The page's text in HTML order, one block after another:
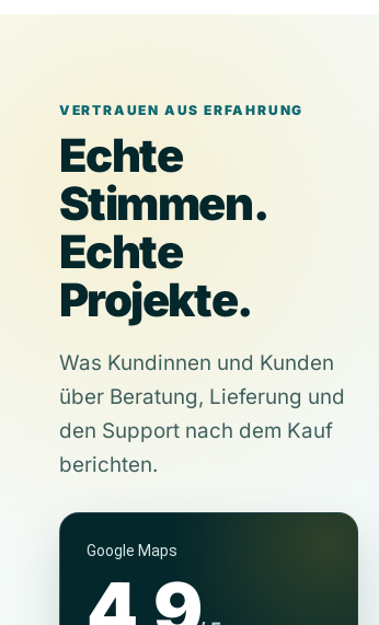
VERTRAUEN AUS ERFAHRUNG
Echte
Stimmen.
Echte
Projekte.
Was Kundinnen und Kunden
über Beratung, Lieferung und
den Support nach dem Kauf
berichten.
Google Maps